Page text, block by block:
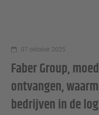
07 oktober 2025
Faber Group,
ontvangen,
bedrijven in de